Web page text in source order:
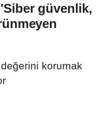
güvenlik,
korumak